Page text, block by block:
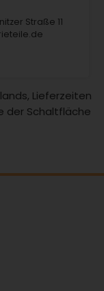
Straße 11
Lieferzeiten
der Schaltfläche